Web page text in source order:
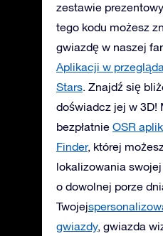
zestawie
tego kodu możesz
gwiazdę w naszej
Aplikacji w
Stars. Znajdź się
doświadcz jej w 3D!
bezpłatnie OSR
Finder, której
lokalizowania
o dowolnej porze
Twojej
gwiazdy, gwiazda